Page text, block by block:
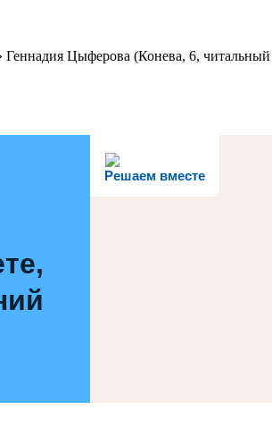
Цыферова (Конева, 6, читальный
Решаем вместе